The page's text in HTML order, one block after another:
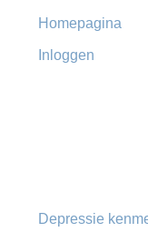
Homepagina
Inloggen
Depressie